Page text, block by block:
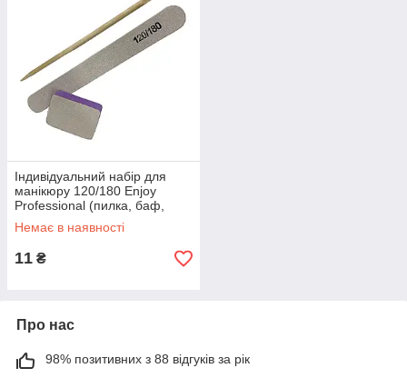
Індивідуальний набір для
манікюру 120/180 Еnjoy
Professional (пилка, баф,
апельсинова паличка)
Немає в наявності
11 ₴
Про нас
98% позитивних з 88 відгуків за рік